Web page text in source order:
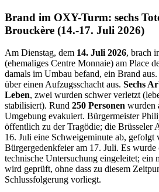
Brand im OXY-Turm: sechs
Brouckère (14.-17. Juli 2026)
Am Dienstag, dem 14. Juli 2026, brach
(ehemaliges Centre Monnaie) am Place
damals im Umbau befand, ein Brand
über einen Aufzugsschacht aus. Sechs
Leben, zwei wurden schwer verletzt
stabilisiert). Rund 250 Personen wurden
Umgebung evakuiert. Bürgermeister
öffentlich zu der Tragödie; die Brüsseler
16. Juli eine Schweigeminute ab, gefolgt
Bürgergedenkfeier am 17. Juli. Es wurde
technische Untersuchung eingeleitet; ein
wird geprüft, ohne dass zu diesem
Schlussfolgerung vorliegt.